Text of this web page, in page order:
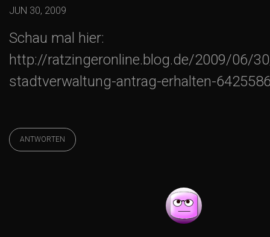
JUN 30, 2009
Schau mal hier:
http://ratzingeronline.blog.de/2009/06/
stadtverwaltung-antrag-erhalten-
ANTWORTEN